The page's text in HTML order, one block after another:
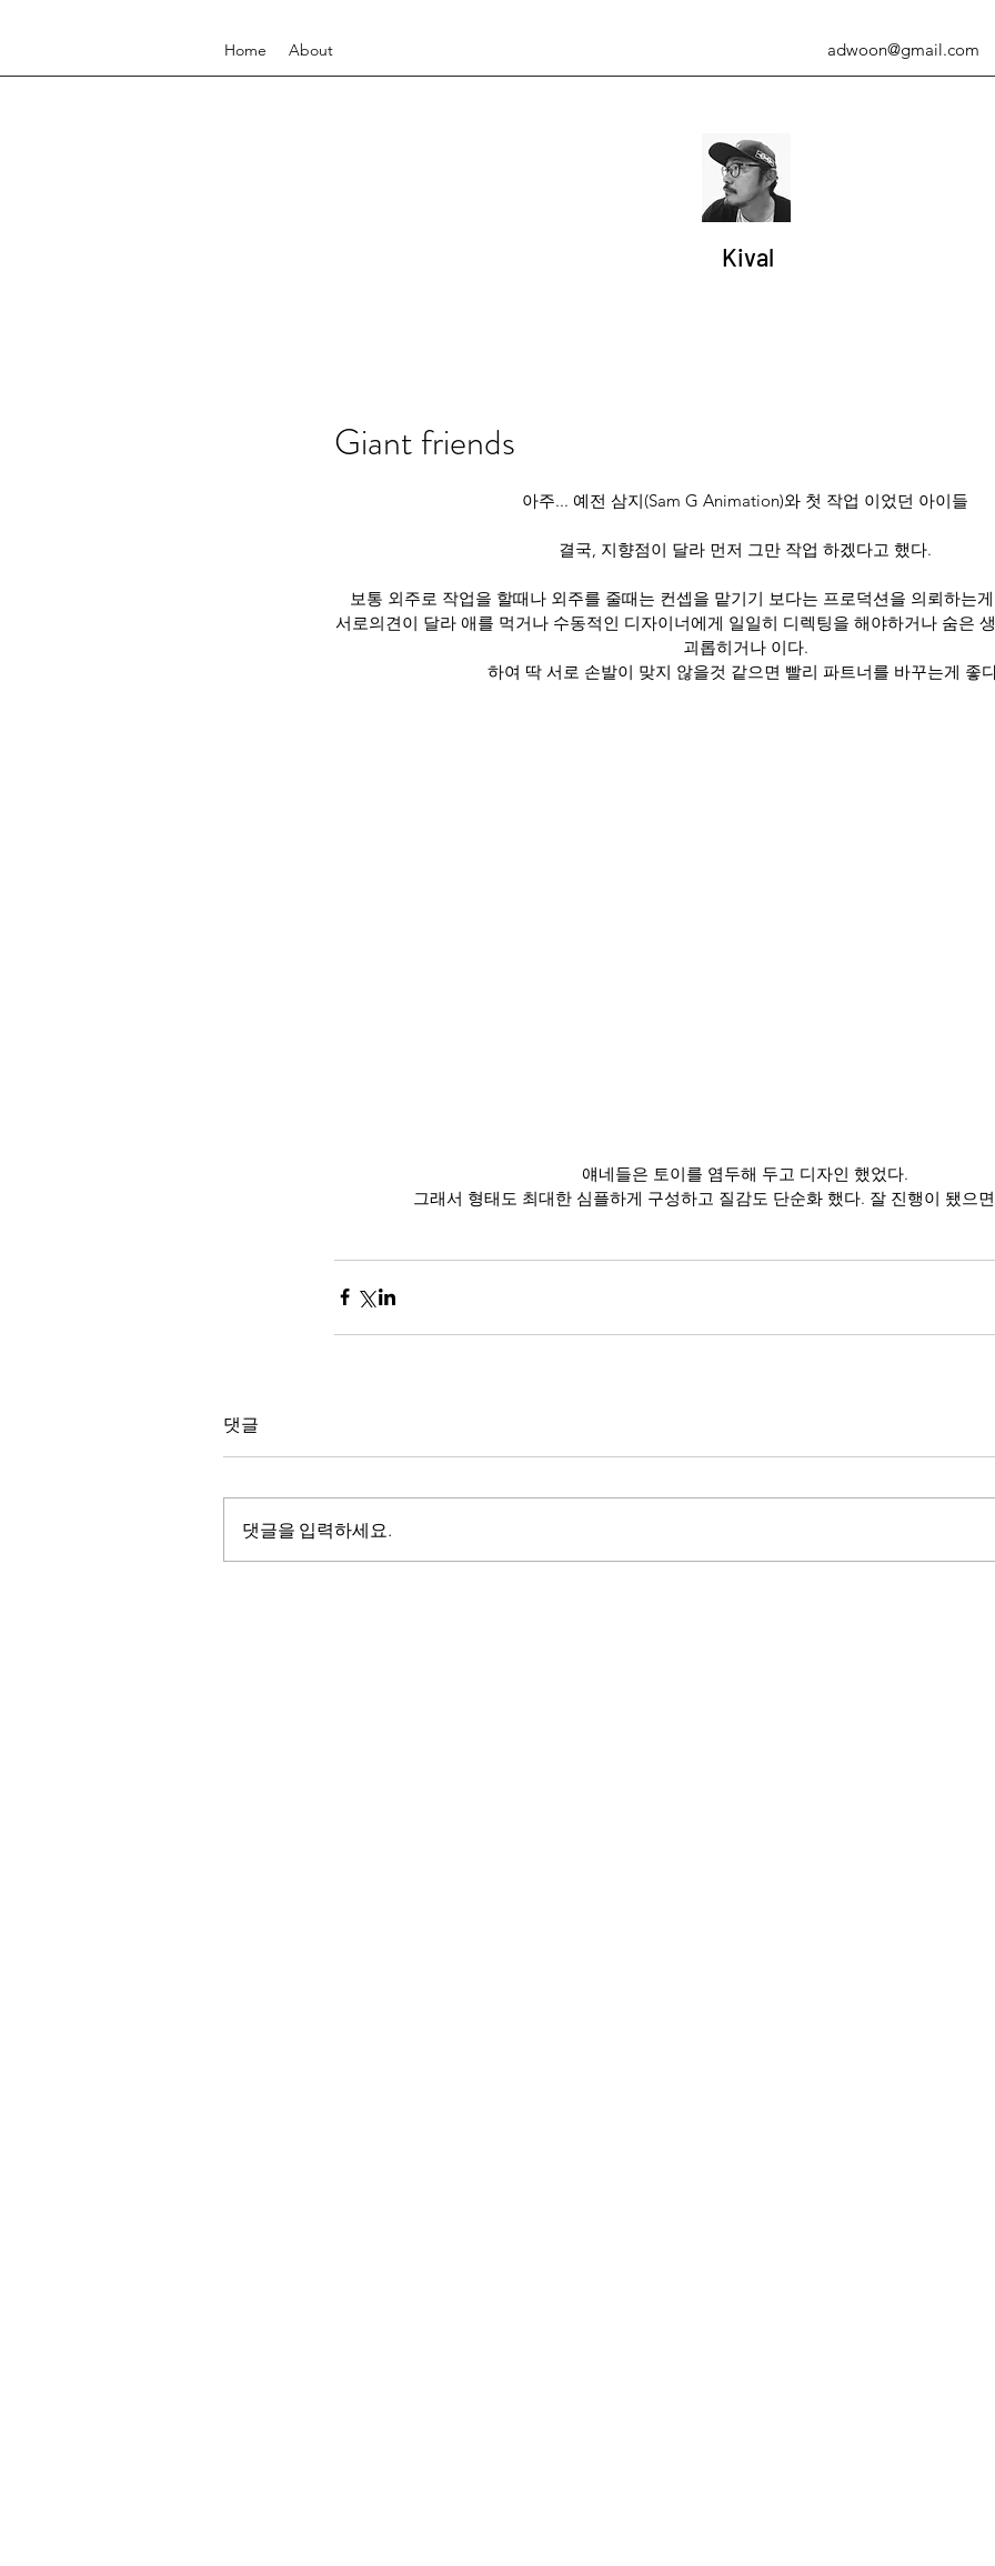
Home About adwoon@gmail.com
Kival
Giant friends
아주... 예전 삼지(Sam G Animation)와 첫 작업 이었던 아이들
결국, 지향점이 달라 먼저 그만 작업 하겠다고 했다.
보통 외주로 작업을 할때나 외주를 줄때는 컨셉을 맡기기 보다는 프로덕션을 의뢰하는
서로의견이 달라 애를 먹거나 수동적인 디자이너에게 일일히 디렉팅을 해야하거나 숨은
괴롭히거나 이다.
하여 딱 서로 손발이 맞지 않을것 같으면 빨리 파트너를 바꾸는게 좋
얘네들은 토이를 염두해 두고 디자인 했었다.
그래서 형태도 최대한 심플하게 구성하고 질감도 단순화 했다. 잘 진행이 됐으
댓글
댓글을 입력하세요.